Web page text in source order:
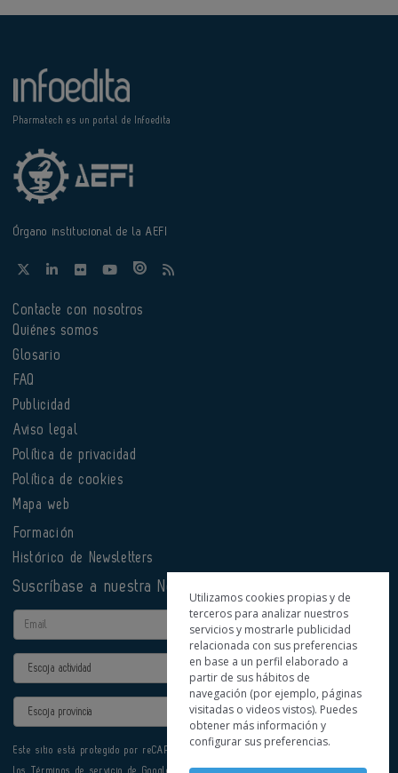
Pharmatech es un portal de Infoedita
Órgano institucional de la AEFI
Contacte con nosotros
Quiénes somos
Glosario
FAQ
Publicidad
Aviso legal
Política de privacidad
Política de cookies
Mapa web
Formación
Histórico de Newsletters
Suscríbase a nuestra Newsletter
Email
Actividad
Provincia
Este sitio está protegido por reCAPTCHA y se aplican la
los Términos de servicio de Google.
Utilizamos cookies propias y de
terceros para analizar nuestros
servicios y mostrarle publicidad
relacionada con sus preferencias
en base a un perfil elaborado a
partir de sus hábitos de
navegación (por ejemplo, páginas
visitadas o videos vistos). Puedes
obtener más información y
configurar sus preferencias.